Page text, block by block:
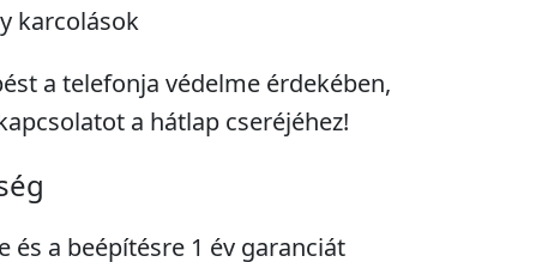
karcolások
a telefonja védelme érdekében,
a hátlap cseréjéhez!
és a beépítésre 1 év garanciát